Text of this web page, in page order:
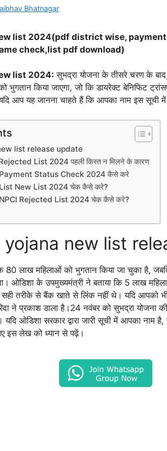
Bhatnagar
list 2024(pdf district wise,
check,list pdf download)
list 2024: सुभद्रा योजना के तीसरे चरण के
भुगतान किया जाएगा, जो कि डायरेक्ट बेनिफिट
आप यह जानना चाहते हैं कि आपका नाम इस सूची
list release update
List 2024 पहली किस्त न मिलने के कारण
Status Check 2024 कैसे करे
New List 2024 चेक कैसे करे?
Rejected List 2024 चेक कैसे करे?
new list
लाख महिलाओं को भुगतान किया जा चुका है,
ओडिशा के उपमुख्यमंत्री ने बताया कि 5 लाख
तरीके से बैंक खाते से लिंक नहीं थे। यदि आपको
ने प्रकाश डाला है।24 नवंबर को सुभद्रा योजना
ओडिशा सरकार द्वारा जारी सूची में आपका नाम
इस लेख को ध्यान से पढ़ें।